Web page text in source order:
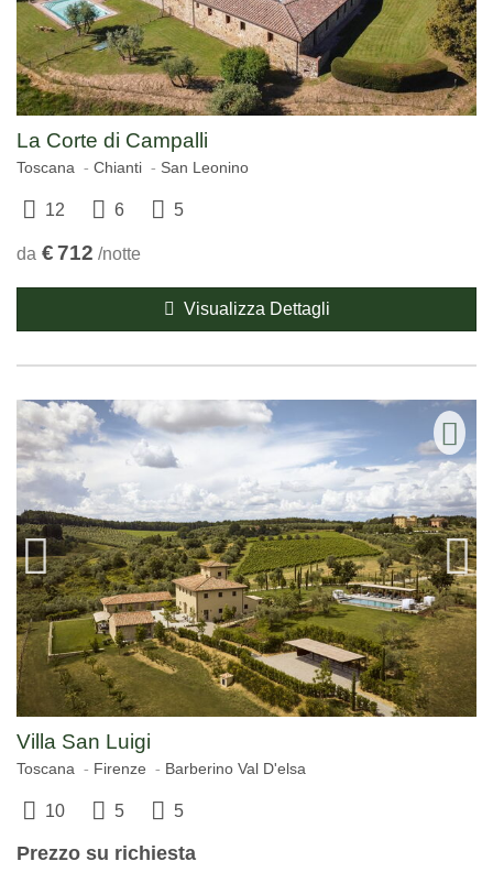
La Corte di Campalli
Toscana Chianti San Leonino
12 6 5
da €712 /notte
Visualizza Dettagli
Villa San Luigi
Toscana Firenze Barberino Val D'elsa
10 5 5
Prezzo su richiesta